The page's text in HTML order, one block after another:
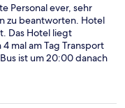
Personal ever, sehr
zu beantworten. Hotel
Das Hotel liegt
mal am Tag Transport
ist um 20:00 danach
perfekt. man kann ATV